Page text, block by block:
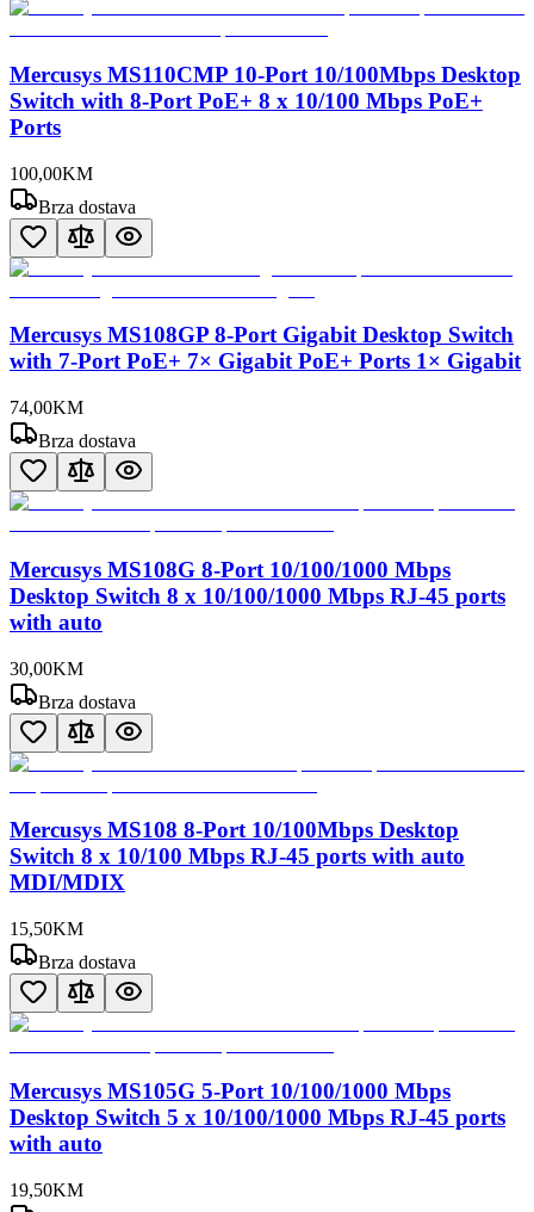
Mercusys MS110CMP 10-Port 10/100Mbps Desktop
Switch with 8-Port PoE+ 8 x 10/100 Mbps PoE+
Ports
100,00KM
Brza dostava
Mercusys MS108GP 8-Port Gigabit Desktop Switch
with 7-Port PoE+ 7× Gigabit PoE+ Ports 1× Gigabit
74,00KM
Brza dostava
Mercusys MS108G 8-Port 10/100/1000 Mbps
Desktop Switch 8 x 10/100/1000 Mbps RJ-45 ports
with auto
30,00KM
Brza dostava
Mercusys MS108 8-Port 10/100Mbps Desktop
Switch 8 x 10/100 Mbps RJ-45 ports with auto
MDI/MDIX
15,50KM
Brza dostava
Mercusys MS105G 5-Port 10/100/1000 Mbps
Desktop Switch 5 x 10/100/1000 Mbps RJ-45 ports
with auto
19,50KM